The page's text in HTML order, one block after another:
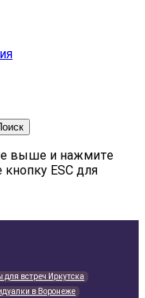
выше и нажмите
ESC для
для встреч Иркутска
в Воронеже